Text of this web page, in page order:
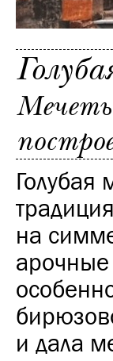
Голубая
на
арочные
и дала